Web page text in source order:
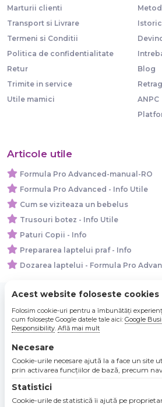
Marturii clienti
Transport si Livrare
Termeni si Conditii
Politica de confidentialitate
Retur
Trimite in service
Utile mamici
Blog
ANPC
Articole utile
Formula Pro Advanced-manual-RO
Formula Pro Advanced - Info Utile
Cum se viziteaza un bebelus
Trusouri botez - Info Utile
Paturi Copii - Info
Prepararea laptelui praf - Info
Dozarea laptelui - Formula Pro
© 2026 Bebe Nou Online
Toate preturile sunt exprimate in lei
sunt valabile in limita stocului
Acest website foloseste cookies
Folosim cookie-uri pentru a îmbunătăți
cum folosește Google datele tale aici: Google
Responsibility. Află mai mult
Necesare
Cookie-urile necesare ajută la a face un site
prin activarea funcţiilor de bază, precum
Site-ul nu poate funcţiona corespunzător fără
cookie-uri.
Statistici
Cookie-urile de statistică îi ajută pe